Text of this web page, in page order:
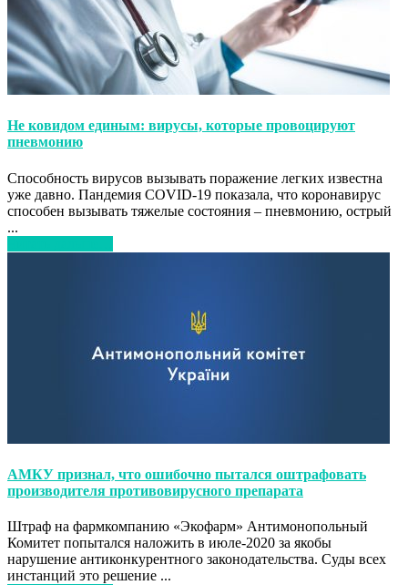
Не ковидом единым: вирусы, которые провоцируют
пневмонию
Способность вирусов вызывать поражение легких известна
уже давно. Пандемия COVID-19 показала, что коронавирус
способен вызывать тяжелые состояния – пневмонию, острый
...
АМКУ признал, что ошибочно пытался оштрафовать
производителя противовирусного препарата
Штраф на фармкомпанию «Экофарм» Антимонопольный
Комитет попытался наложить в июле-2020 за якобы
нарушение антиконкурентного законодательства. Суды всех
инстанций это решение ...